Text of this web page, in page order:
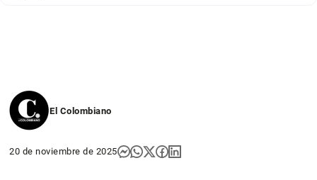
El Colombiano
20 de noviembre de 2025